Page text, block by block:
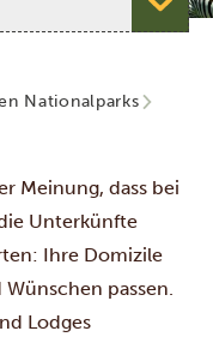
Nationalparks
Meinung, dass bei
Unterkünfte
Ihre Domizile
passen.
Lodges